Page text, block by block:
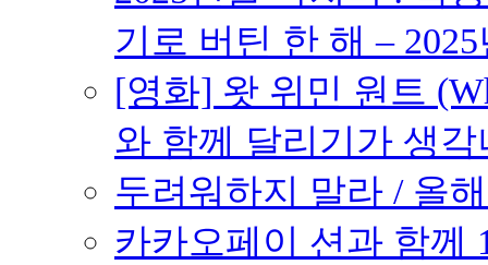
기로 버틴 한 해 –
[영화] 왓 위민 원트
와 함께 달리기가 생각
두려워하지 말라 / 올
카카오페이 션과 함께